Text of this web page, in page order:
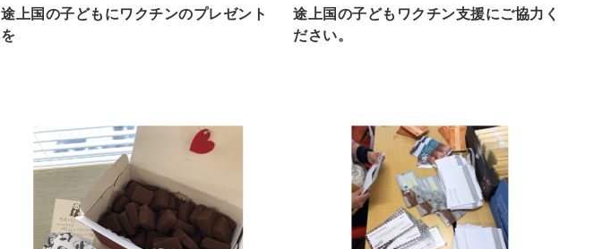
途上国の子どもにワクチンのプレゼント
を
途上国の子どもワクチン支援にご協力く
ださい。